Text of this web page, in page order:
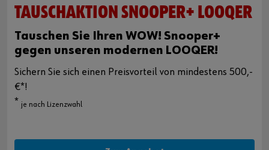
TAUSCHAKTION SNOOPER+ LOOQER
Tauschen Sie Ihren WOW! Snooper+
gegen unseren modernen LOOQER!
Sichern Sie sich einen Preisvorteil von mindestens 500,-
€*!
* je nach Lizenzwahl